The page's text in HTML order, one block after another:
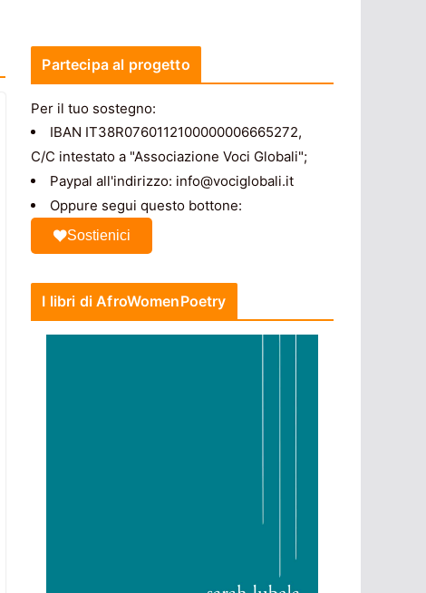
Partecipa al progetto
Per il tuo sostegno:
IBAN IT38R0760112100000006665272,
C/C intestato a "Associazione Voci Globali";
Paypal all'indirizzo: info@vociglobali.it
Oppure segui questo bottone:
Sostienici
I libri di AfroWomenPoetry